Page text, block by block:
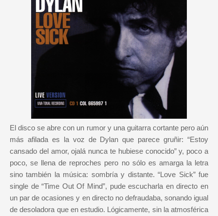
El disco se abre con un rumor y una guitarra cortante pero aún
más afilada es la voz de Dylan que parece gruñir: “Estoy
cansado del amor, ojalá nunca te hubiese conocido” y, poco a
poco, se llena de reproches pero no sólo es amarga la letra
sino también la música: sombría y distante. “Love Sick” fue
single de “Time Out Of Mind”, pude escucharla en directo en
un par de ocasiones y en directo no defraudaba, sonando igual
de desoladora que en estudio. Lógicamente, sin la atmosférica